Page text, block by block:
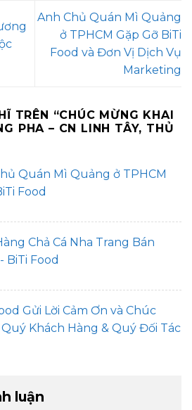
Anh Chủ Quán Mì Quảng
ở TPHCM Gặp Gỡ BiTi
Food và Đơn Vị Dịch Vụ
Marketing
TRÊN “CHÚC MỪNG KHAI
PHA – CN LINH TÂY, THỦ
Quán Mì Quảng ở TPHCM
Food
Chả Cá Nha Trang Bán
BiTi Food
Gửi Lời Cảm Ơn và Chúc
Khách Hàng & Quý Đối Tác
luận